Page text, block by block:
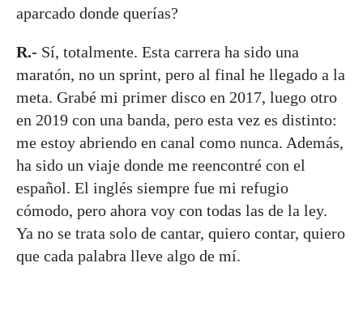
aparcado donde querías?
R.- Sí, totalmente. Esta carrera ha sido una
maratón, no un sprint, pero al final he llegado a la
meta. Grabé mi primer disco en 2017, luego otro
en 2019 con una banda, pero esta vez es distinto:
me estoy abriendo en canal como nunca. Además,
ha sido un viaje donde me reencontré con el
español. El inglés siempre fue mi refugio
cómodo, pero ahora voy con todas las de la ley.
Ya no se trata solo de cantar, quiero contar, quiero
que cada palabra lleve algo de mí.